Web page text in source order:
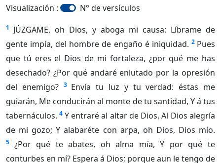
Visualización : N° de versículos
1
JÚZGAME, oh Dios, y aboga mi causa: Líbrame de
gente impía, del hombre de engaño é iniquidad. 2 Pues
que tú eres el Dios de mi fortaleza, ¿por qué me has
desechado? ¿Por qué andaré enlutado por la opresión
del enemigo? 3 Envía tu luz y tu verdad: éstas me
guiarán, Me conducirán al monte de tu santidad, Y á tus
tabernáculos. 4 Y entraré al altar de Dios, Al Dios alegría
de mi gozo; Y alabaréte con arpa, oh Dios, Dios mío.
5 ¿Por qué te abates, oh alma mía, Y por qué te
conturbes en mí? Espera á Dios; porque aun le tengo de